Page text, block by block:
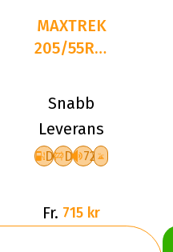
MAXTREK
205/55R16
M7 PLUS
Snabb
Leverans
D D 72
Fr. 715 kr